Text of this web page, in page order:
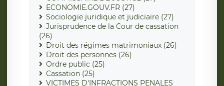
ECONOMIE.GOUV.FR (27)
Sociologie juridique et judiciaire (27)
Jurisprudence de la Cour de cassation
(26)
Droit des régimes matrimoniaux (26)
Droit des personnes (26)
Ordre public (25)
Cassation (25)
VICTIMES D'INFRACTIONS PENALES